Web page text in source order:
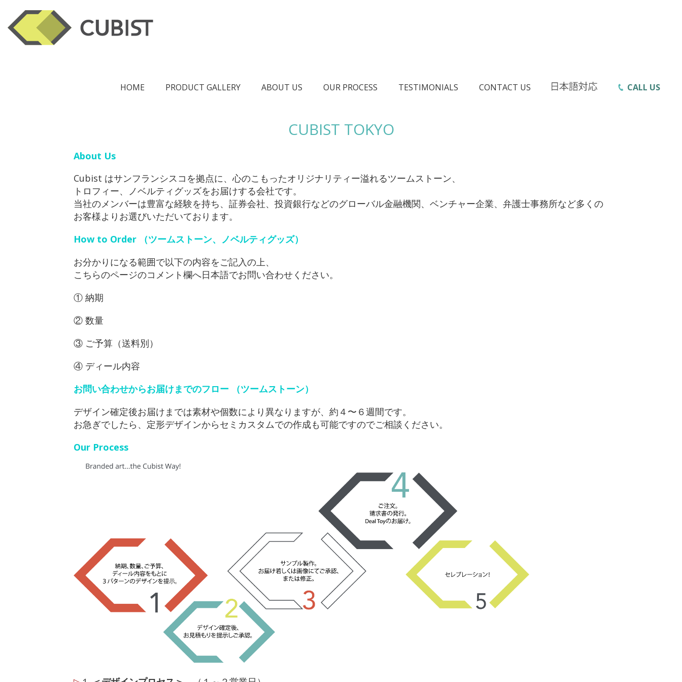
HOME PRODUCT GALLERY ABOUT US OUR PROCESS TESTIMONIALS CONTACT US CALL US
CUBIST TOKYO
About Us
Cubist はサンフランシスコを拠点に、心のこもったオリジナリティー溢れるツームストーン、
トロフィー、ノベルティグッズをお届けする会社です。
当社のメンバーは豊富な経験を持ち、証券会社、投資銀行などのグローバル金融機関、ベンチャー企業、弁護士事務所など多くの
お客様よりお選びいただいております。
How to Order （ツームストーン、ノベルティグッズ）
お分かりになる範囲で以下の内容をご記入の上、
こちらのページのコメント欄へ日本語でお問い合わせください。
① 納期
② 数量
③ ご予算（送料別）
④ ディール内容
お問い合わせからお届けまでのフロー （ツームストーン）
デザイン確定後お届けまでは素材や個数により異なりますが、約４〜６週間です。
お急ぎでしたら、定形デザインからセミカスタムでの作成も可能ですのでご相談ください。
Our Process